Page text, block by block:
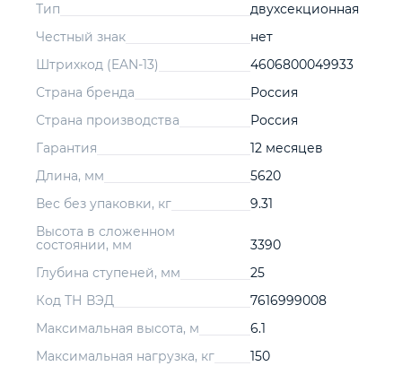
Тип
двухсекционная
Честный знак
нет
Штрихкод (EAN-13)
4606800049933
Страна бренда
Россия
Страна производства
Россия
Гарантия
12 месяцев
Длина, мм
5620
Вес без упаковки, кг
9.31
Высота в сложенном
состоянии, мм
3390
Глубина ступеней, мм
25
Код ТН ВЭД
7616999008
Максимальная высота, м
6.1
Максимальная нагрузка, кг
150